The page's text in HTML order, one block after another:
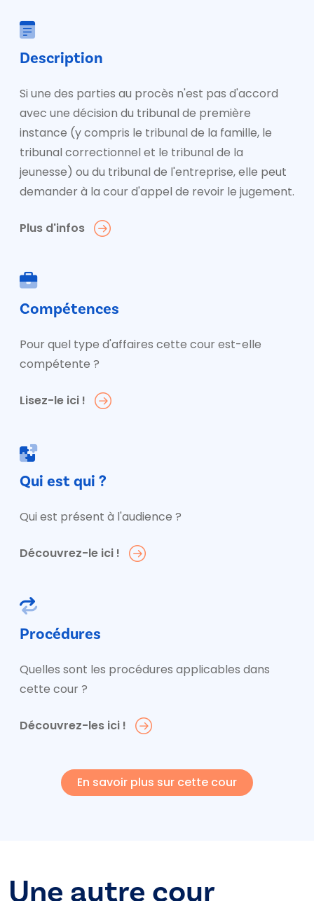
Description
Si une des parties au procès n'est pas d'accord
avec une décision du tribunal de première
instance (y compris le tribunal de la famille, le
tribunal correctionnel et le tribunal de la
jeunesse) ou du tribunal de l'entreprise, elle peut
demander à la cour d'appel de revoir le jugement.
Plus d'infos
Compétences
Pour quel type d'affaires cette cour est-elle
compétente ?
Lisez-le ici !
Qui est qui ?
Qui est présent à l'audience ?
Découvrez-le ici !
Procédures
Quelles sont les procédures applicables dans
cette cour ?
Découvrez-les ici !
En savoir plus sur cette cour
Une autre cour